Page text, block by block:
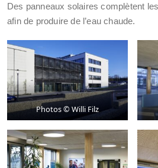
Des panneaux solaires complètent
afin de produire de l’eau chaude.
Photos © Willi Filz